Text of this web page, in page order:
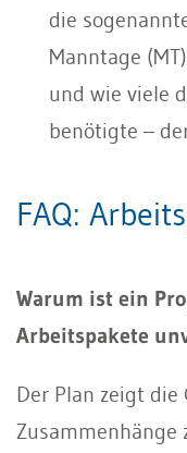
die
Manntage
und wie viele
benötigte –
FAQ:
Warum ist ein
Arbeitspakete
Der Plan zeigt die
Zusammenhänge